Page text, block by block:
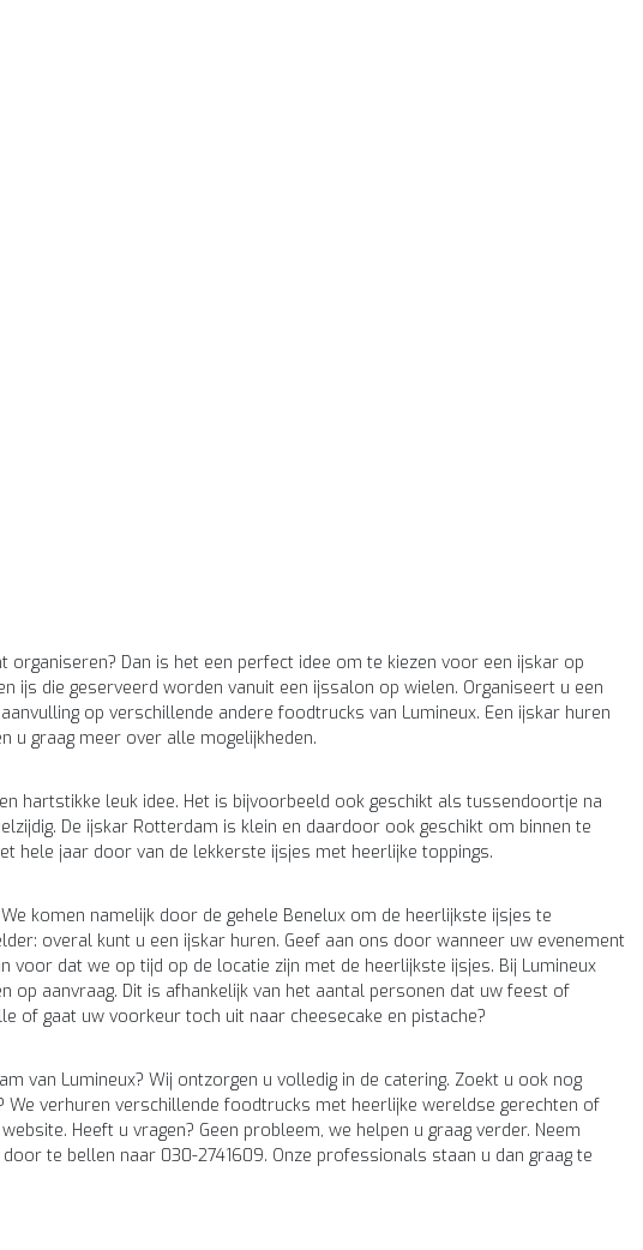
Dan is het een perfect idee om te kiezen voor een ijskar op
ijs die geserveerd worden vanuit een ijssalon op wielen. Organiseert u een
op verschillende andere foodtrucks van Lumineux. Een ijskar huren
u graag meer over alle mogelijkheden.
hartstikke leuk idee. Het is bijvoorbeeld ook geschikt als tussendoortje na
De ijskar Rotterdam is klein en daardoor ook geschikt om binnen te
hele jaar door van de lekkerste ijsjes met heerlijke toppings.
komen namelijk door de gehele Benelux om de heerlijkste ijsjes te
overal kunt u een ijskar huren. Geef aan ons door wanneer uw evenement
dat we op tijd op de locatie zijn met de heerlijkste ijsjes. Bij Lumineux
op aanvraag. Dit is afhankelijk van het aantal personen dat uw feest of
of gaat uw voorkeur toch uit naar cheesecake en pistache?
van Lumineux? Wij ontzorgen u volledig in de catering. Zoekt u ook nog
verhuren verschillende foodtrucks met heerlijke wereldse gerechten of
Heeft u vragen? Geen probleem, we helpen u graag verder. Neem
te bellen naar 030-2741609. Onze professionals staan u dan graag te